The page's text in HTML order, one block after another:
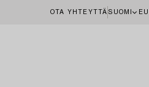
OTA YHTEYTTÄ SUOMI